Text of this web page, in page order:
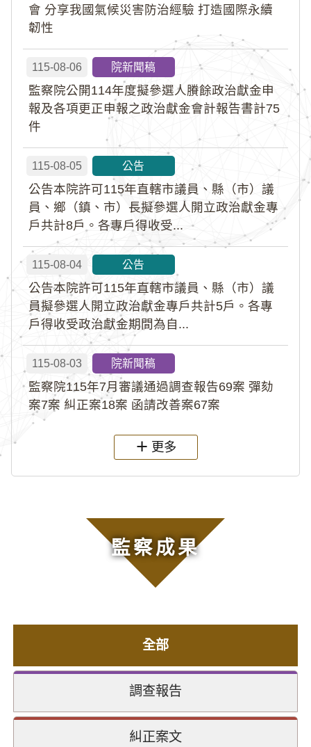
會 分享我國氣候災害防治經驗 打造國際永續
韌性
115-08-06 院新聞稿
監察院公開114年度擬參選人賸餘政治獻金申
報及各項更正申報之政治獻金會計報告書計75
件
115-08-05 公告
公告本院許可115年直轄市議員、縣（市）議
員、鄉（鎮、市）長擬參選人開立政治獻金專
戶共計8戶。各專戶得收受...
115-08-04 公告
公告本院許可115年直轄市議員、縣（市）議
員擬參選人開立政治獻金專戶共計5戶。各專
戶得收受政治獻金期間為自...
115-08-03 院新聞稿
監察院115年7月審議通過調查報告69案 彈劾
案7案 糾正案18案 函請改善案67案
更多
監察成果
全部
調查報告
糾正案文